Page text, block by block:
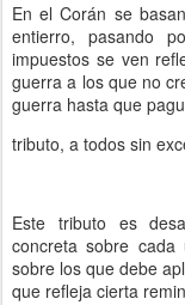
En el Corán se
entierro, pasando
impuestos se ven
guerra a los que no
guerra hasta que
tributo, a todos sin
Este tributo es
concreta sobre
sobre los que debe
que refleja cierta